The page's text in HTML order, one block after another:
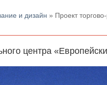
и дизайн » Проект
центра